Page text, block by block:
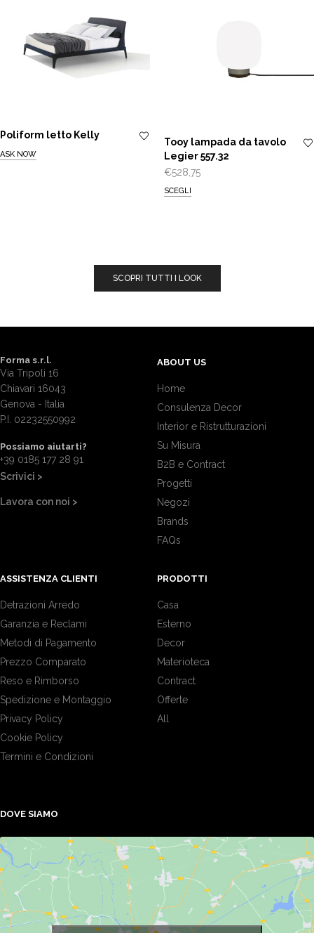
Poliform letto Kelly
ASK NOW
Tooy lampada da tavolo
Legier 557.32
€528,75
SCEGLI
SCOPRI TUTTI I LOOK
Forma s.r.l.
Via Tripoli 16
Chiavari 16043
Genova - Italia
P.I. 02232550992
Possiamo aiutarti?
+39 0185 177 28 91
Scrivici >
Lavora con noi >
ABOUT US
Home
Consulenza Decor
Interior e Ristrutturazioni
Su Misura
B2B e Contract
Progetti
Negozi
Brands
FAQs
ASSISTENZA CLIENTI
Detrazioni Arredo
Garanzia e Reclami
Metodi di Pagamento
Prezzo Comparato
Reso e Rimborso
Spedizione e Montaggio
Privacy Policy
Cookie Policy
Termini e Condizioni
PRODOTTI
Casa
Esterno
Decor
Materioteca
Contract
Offerte
All
DOVE SIAMO